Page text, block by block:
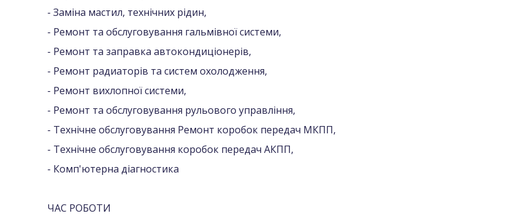
- Заміна мастил, технічних рідин,
- Ремонт та обслуговування гальмівної системи,
- Ремонт та заправка автокондиціонерів,
- Ремонт радиаторів та систем охолодження,
- Ремонт вихлопної системи,
- Ремонт та обслуговування рульового управління,
- Технічне обслуговування Ремонт коробок передач МКПП,
- Технічне обслуговування коробок передач АКПП,
- Комп'ютерна діагностика
ЧАС РОБОТИ